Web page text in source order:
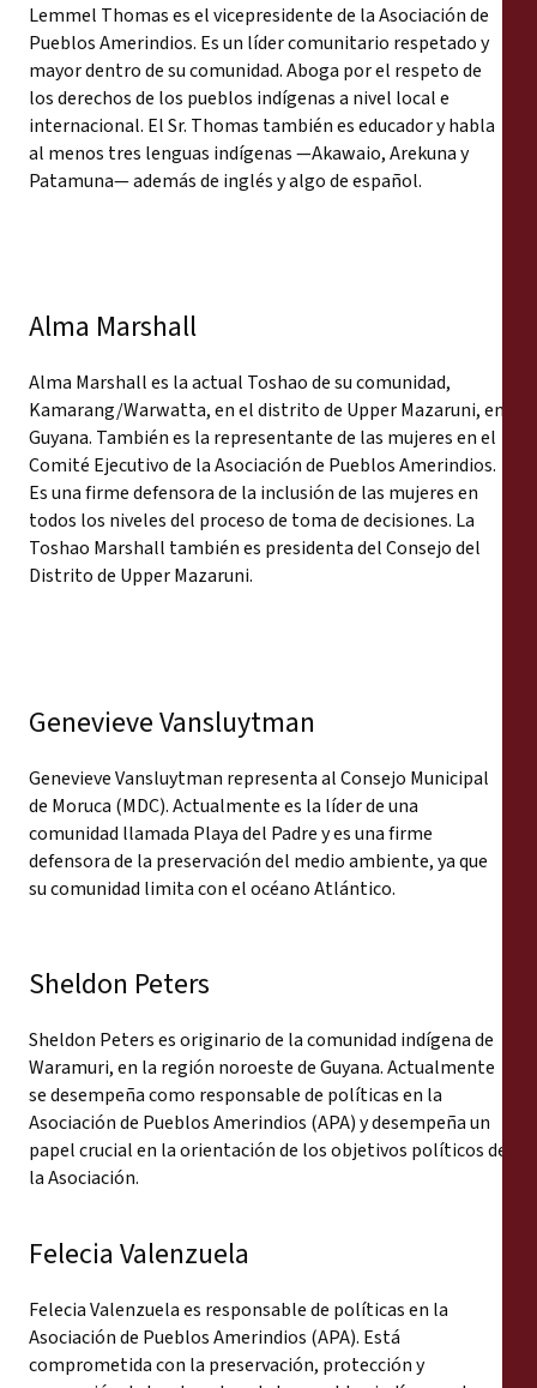
Lemmel Thomas es el vicepresidente de la Asociación de
Pueblos Amerindios. Es un líder comunitario respetado y
mayor dentro de su comunidad. Aboga por el respeto de
los derechos de los pueblos indígenas a nivel local e
internacional. El Sr. Thomas también es educador y habla
al menos tres lenguas indígenas —Akawaio, Arekuna y
Patamuna— además de inglés y algo de español.
Alma Marshall
Alma Marshall es la actual Toshao de su comunidad,
Kamarang/Warwatta, en el distrito de Upper Mazaruni, en
Guyana. También es la representante de las mujeres en el
Comité Ejecutivo de la Asociación de Pueblos Amerindios.
Es una firme defensora de la inclusión de las mujeres en
todos los niveles del proceso de toma de decisiones. La
Toshao Marshall también es presidenta del Consejo del
Distrito de Upper Mazaruni.
Genevieve Vansluytman
Genevieve Vansluytman representa al Consejo Municipal
de Moruca (MDC). Actualmente es la líder de una
comunidad llamada Playa del Padre y es una firme
defensora de la preservación del medio ambiente, ya que
su comunidad limita con el océano Atlántico.
Sheldon Peters
Sheldon Peters es originario de la comunidad indígena de
Waramuri, en la región noroeste de Guyana. Actualmente
se desempeña como responsable de políticas en la
Asociación de Pueblos Amerindios (APA) y desempeña un
papel crucial en la orientación de los objetivos políticos de
la Asociación.
Felecia Valenzuela
Felecia Valenzuela es responsable de políticas en la
Asociación de Pueblos Amerindios (APA). Está
comprometida con la preservación, protección y